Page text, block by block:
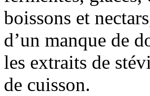
boissons et
d’un manque de
les extraits de
de cuisson.